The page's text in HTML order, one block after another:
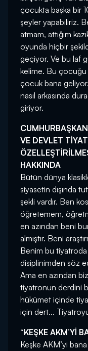
çocukta başka bir
şeyler yapabiliriz.
atmam, attığım
oyunda hiçbir
geçiyor. Ve bu laf
kelime. Bu çocuğu
çocuk bana
nasıl arkasında
giriyor.
VE DEVLET
HAKKINDA
Bütün dünya
siyasetin dışında
şekli vardır. Ben
öğretemem,
en azından beni
almıştır. Beni
Benim bu tiyatroda
disiplinimden söz
Ama en azından
tiyatronun derdini
hükümet içinde
için dert...
“KEŞKE AKM’Yİ
Keşke AKM’yi